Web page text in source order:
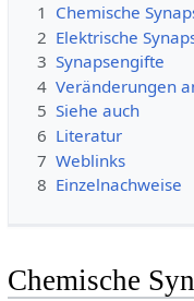
1 Chemische
2 Elektrische
3 Synapsengifte
4 Veränderungen
5 Siehe auch
6 Literatur
7 Weblinks
8 Einzelnachweise
Chemische